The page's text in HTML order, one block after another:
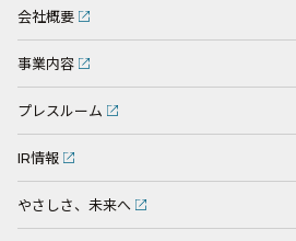
会社概要
事業内容
プレスルーム
IR情報
やさしさ、未来へ